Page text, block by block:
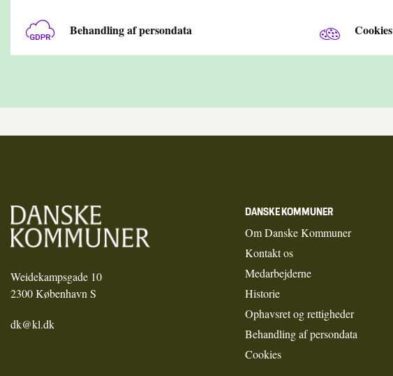
Behandling af persondata Cookies
Weidekampsgade 10
2300 København S
dk@kl.dk
DANSKE KOMMUNER
Om Danske Kommuner
Kontakt os
Medarbejderne
Historie
Ophavsret og rettigheder
Behandling af persondata
Cookies